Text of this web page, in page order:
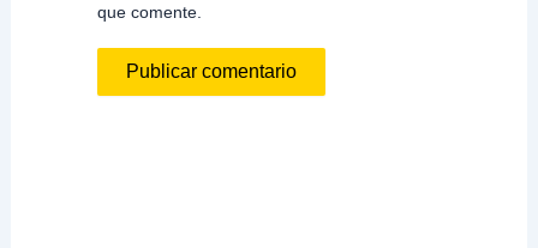
que comente.